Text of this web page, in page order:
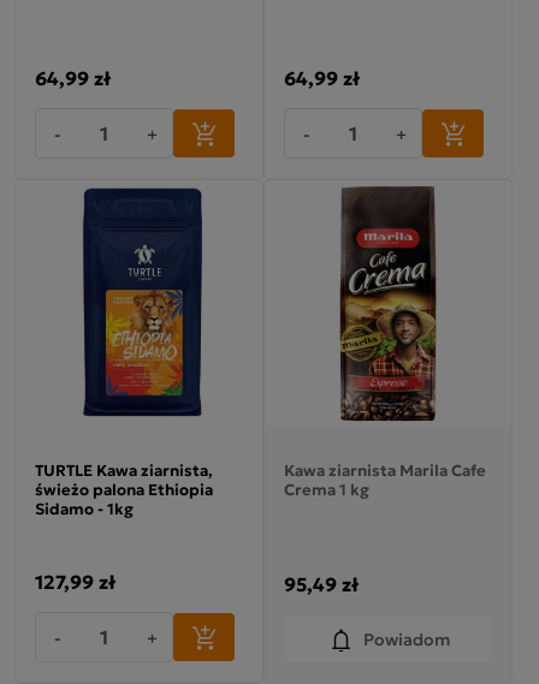
64,99 zł
- +
64,99 zł
- +
TURTLE Kawa ziarnista,
świeżo palona Ethiopia
Sidamo - 1kg
127,99 zł
- +
Kawa ziarnista Marila Cafe
Crema 1 kg
95,49 zł
Powiadom